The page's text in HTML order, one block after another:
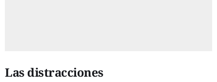
Las distracciones